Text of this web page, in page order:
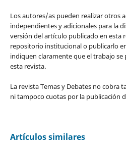
Los autores/as pueden realizar otros
independientes y adicionales para la
versión del artículo publicado en esta
repositorio institucional o publicarlo
indiquen claramente que el trabajo
esta revista.
La revista Temas y Debates no cobra
ni tampoco cuotas por la publicación
Artículos similares